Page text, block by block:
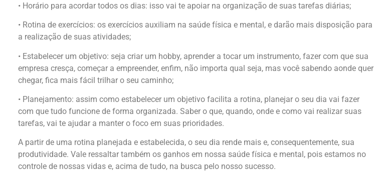
• Horário para acordar todos os dias: isso vai te apoiar na organização de suas tarefas diárias;
• Rotina de exercícios: os exercícios auxiliam na saúde física e mental, e darão mais disposição para
a realização de suas atividades;
• Estabelecer um objetivo: seja criar um hobby, aprender a tocar um instrumento, fazer com que sua
empresa cresça, começar a empreender, enfim, não importa qual seja, mas você sabendo aonde quer
chegar, fica mais fácil trilhar o seu caminho;
• Planejamento: assim como estabelecer um objetivo facilita a rotina, planejar o seu dia vai fazer
com que tudo funcione de forma organizada. Saber o que, quando, onde e como vai realizar suas
tarefas, vai te ajudar a manter o foco em suas prioridades.
A partir de uma rotina planejada e estabelecida, o seu dia rende mais e, consequentemente, sua
produtividade. Vale ressaltar também os ganhos em nossa saúde física e mental, pois estamos no
controle de nossas vidas e, acima de tudo, na busca pelo nosso sucesso.